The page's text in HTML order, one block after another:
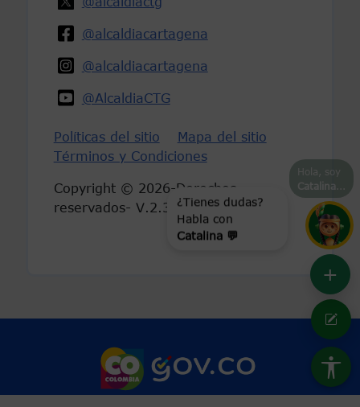
+
Hola, soy
Catalina
¿Tienes dudas?
Habla con
Catalina 💬
@alcaldiacartagena
@alcaldiacartagena
@AlcaldiaCTG
Políticas del sitio
Mapa del sitio
Términos y Condiciones
Copyright © 2026-Derechos
reservados- V.2.3
Marca Colombia
Logo Gobierno